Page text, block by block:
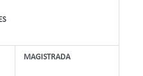
MAGISTRADA